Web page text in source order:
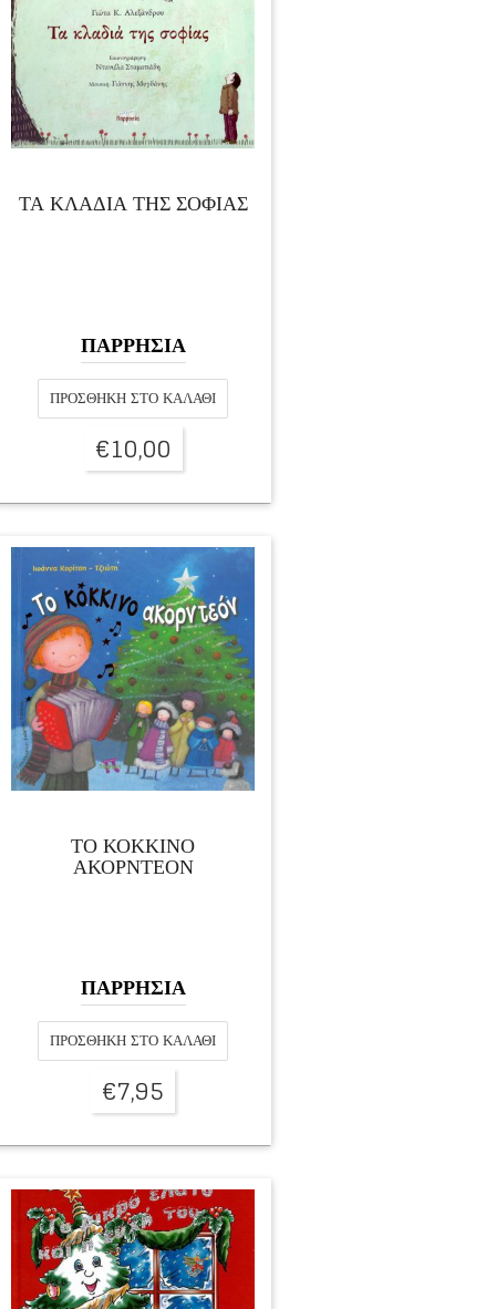
ΤΑ ΚΛΑΔΙΑ ΤΗΣ ΣΟΦΙΑΣ
ΠΑΡΡΗΣΙΑ
ΠΡΟΣΘΉΚΗ ΣΤΟ ΚΑΛΆΘΙ
€10,00
ΤΟ ΚΟΚΚΙΝΟ
ΑΚΟΡΝΤΕΟΝ
ΠΑΡΡΗΣΙΑ
ΠΡΟΣΘΉΚΗ ΣΤΟ ΚΑΛΆΘΙ
€7,95